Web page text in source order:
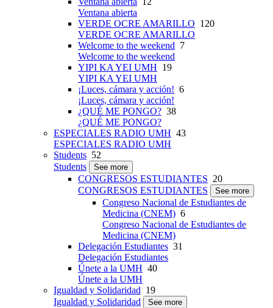
Ventana abierta
VERDE OCRE AMARILLO 120
VERDE OCRE AMARILLO
Welcome to the weekend 7
Welcome to the weekend
YIPI KA YEI UMH 19
YIPI KA YEI UMH
¡Luces, cámara y acción! 6
¡Luces, cámara y acción!
¿QUÉ ME PONGO? 38
¿QUÉ ME PONGO?
ESPECIALES RADIO UMH 43
ESPECIALES RADIO UMH
Students 52
Students
See more
CONGRESOS ESTUDIANTES 20
CONGRESOS ESTUDIANTES
See more
Congreso Nacional de Estudiantes de
Medicina (CNEM) 6
Congreso Nacional de Estudiantes de
Medicina (CNEM)
Delegación Estudiantes 31
Delegación Estudiantes
Únete a la UMH 40
Únete a la UMH
Igualdad y Solidaridad 19
Igualdad y Solidaridad
See more